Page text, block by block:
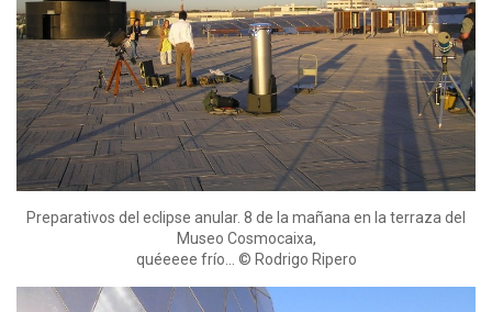
Preparativos del eclipse anular. 8 de la mañana en la terraza del
Museo Cosmocaixa,
quéeeee frío… © Rodrigo Ripero